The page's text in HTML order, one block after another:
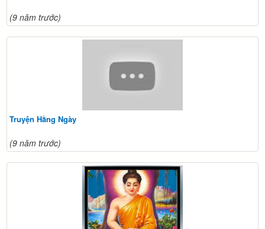
(9 năm trước)
Truyện Hằng Ngày
(9 năm trước)